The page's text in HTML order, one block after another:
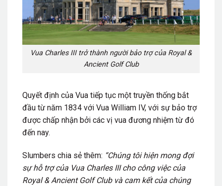
Vua Charles III trở thành người bảo trợ của Royal &
Ancient Golf Club
Quyết định của Vua tiếp tục một truyền thống bắt
đầu từ năm 1834 với Vua William IV, với sự bảo trợ
được chấp nhận bởi các vị vua đương nhiệm từ đó
đến nay.
Slumbers chia sẻ thêm: “Chúng tôi hiện mong đợi
sự hỗ trợ của Vua Charles III cho công việc của
Royal & Ancient Golf Club và cam kết của chúng